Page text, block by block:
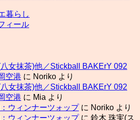
暮らし
ィール
女抹茶)他／Stickball BAKErY 092
空港 に Noriko より
女抹茶)他／Stickball BAKErY 092
空港 に Mia より
ウィンナーツォップに Noriko より
ウィンナーツォップに 鈴木 珠実(ス